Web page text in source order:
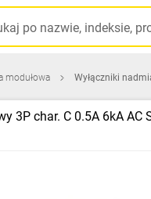
modułowa Wyłączniki
3P char. C 0.5A 6kA AC